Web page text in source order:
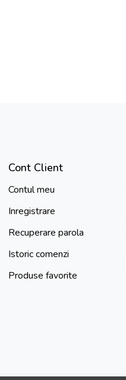
Cont Client
Contul meu
Inregistrare
Recuperare parola
Istoric comenzi
Produse favorite